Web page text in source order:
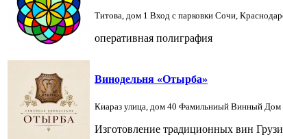
Титова, дом 1 Вход с парковки Сочи,
оперативная полиграфия
Винодельня «Отырба»
Киараз улица, дом 40 Фамильниый Винный Дом
Изготовление традиционных вин